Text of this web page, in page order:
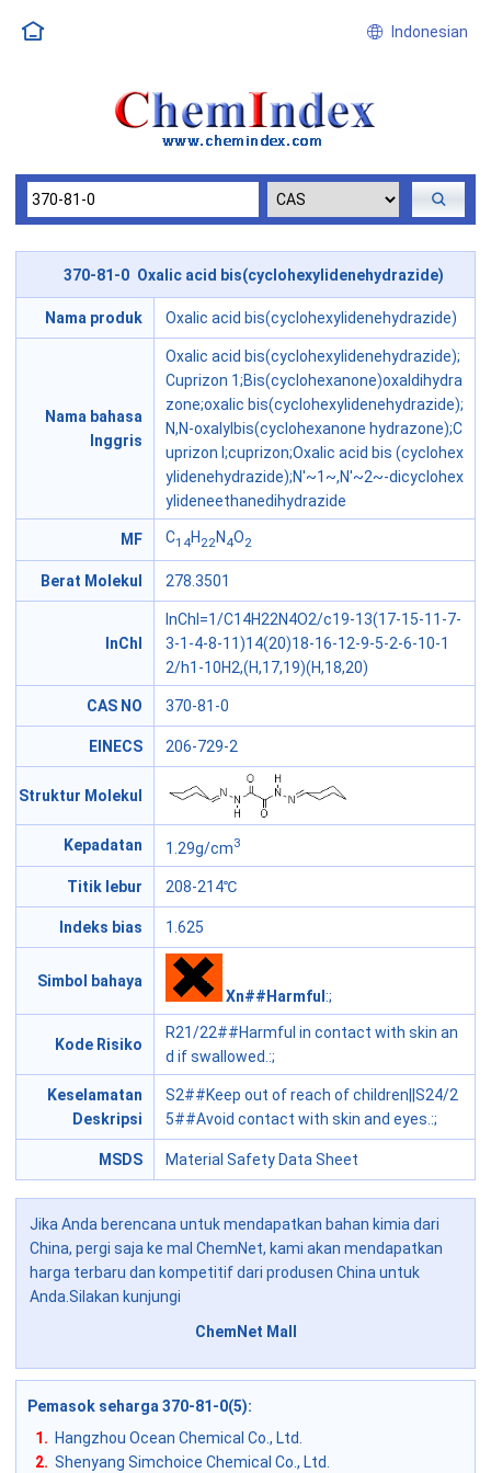
Indonesian
370-81-0 Oxalic acid bis(cyclohexylidenehydrazide)
Nama produk Oxalic acid bis(cyclohexylidenehydrazide)
Nama bahasa
Inggris
Oxalic acid bis(cyclohexylidenehydrazide);
Cuprizon 1;Bis(cyclohexanone)oxaldihydra
zone;oxalic bis(cyclohexylidenehydrazide);
N,N-oxalylbis(cyclohexanone hydrazone);C
uprizon l;cuprizon;Oxalic acid bis (cyclohex
ylidenehydrazide);N'~1~,N'~2~-dicyclohex
ylideneethanedihydrazide
MF C14H 22N 4O2
Berat Molekul 278.3501
InChI
InChI=1/C14H22N4O2/c19-13(17-15-11-7-
3-1-4-8-11)14(20)18-16-12-9-5-2-6-10-1
2/h1-10H2,(H,17,19)(H,18,20)
CAS NO 370-81-0
EINECS 206-729-2
Struktur Molekul
Kepadatan 1.29g/cm3
Titik lebur 208-214℃
Indeks bias 1.625
Simbol bahaya
Xn##Harmful :;
Kode Risiko
R21/22##Harmful in contact with skin an
d if swallowed. :;
Keselamatan
Deskripsi
S2##Keep out of reach of children||S24/2
5##Avoid contact with skin and eyes. :;
MSDS Material Safety Data Sheet
Jika Anda berencana untuk mendapatkan bahan kimia dari
China, pergi saja ke mal ChemNet, kami akan mendapatkan
harga terbaru dan kompetitif dari produsen China untuk
Anda.Silakan kunjungi
ChemNet Mall
Pemasok seharga 370-81-0(5):
1. Hangzhou Ocean Chemical Co., Ltd.
2. Shenyang Simchoice Chemical Co., Ltd.